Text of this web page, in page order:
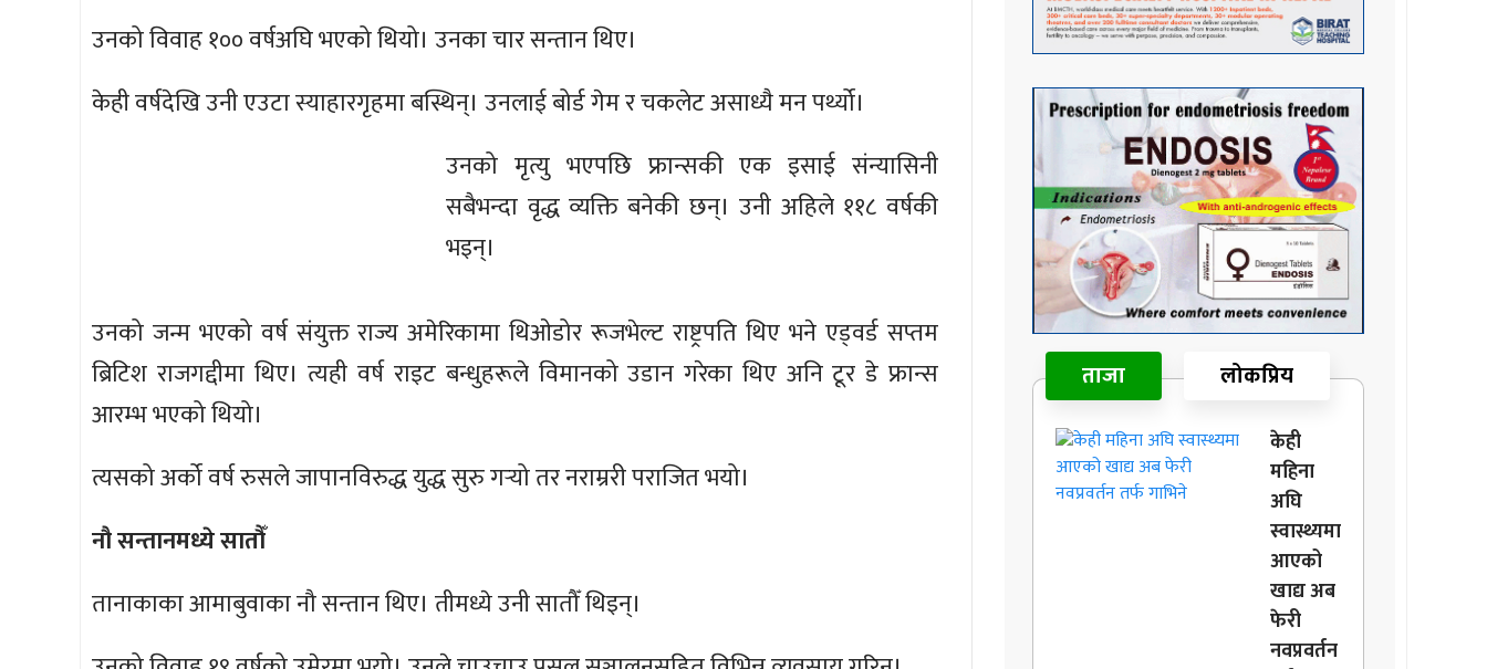
उनको विवाह १०० वर्षअघि भएको थियो। उनका चार सन्तान थिए।
केही वर्षदेखि उनी एउटा स्याहारगृहमा बस्थिन्। उनलाई बोर्ड गेम र चकलेट असाध्यै मन पर्थ्यो।
उनको मृत्यु भएपछि फ्रान्सकी एक इसाई संन्यासिनी
सबैभन्दा वृद्ध व्यक्ति बनेकी छन्। उनी अहिले ११८ वर्षकी
भइन्।
उनको जन्म भएको वर्ष संयुक्त राज्य अमेरिकामा थिओडोर रूजभेल्ट राष्ट्रपति थिए भने एड्वर्ड सप्तम
ब्रिटिश राजगद्दीमा थिए। त्यही वर्ष राइट बन्धुहरूले विमानको उडान गरेका थिए अनि टूर डे फ्रान्स
आरम्भ भएको थियो।
त्यसको अर्को वर्ष रुसले जापानविरुद्ध युद्ध सुरु गर्‍यो तर नराम्ररी पराजित भयो।
नौ सन्तानमध्ये सातौँ
तानाकाका आमाबुवाका नौ सन्तान थिए। तीमध्ये उनी सातौँ थिइन्।
ताजा लोकप्रिय
केही
महिना
अघि
स्वास्थ्यमा
आएको
खाद्य अब
फेरी
नवप्रवर्तन